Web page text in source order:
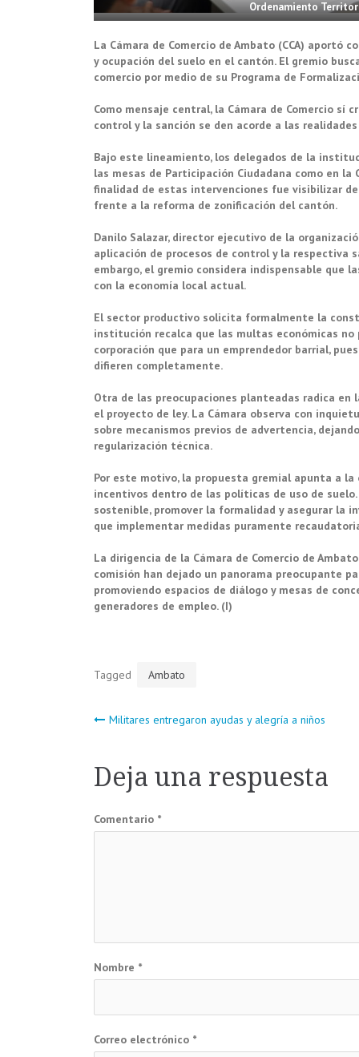
Ordenamiento
La Cámara de Comercio de Ambato (CCA) aportó
y ocupación del suelo en el cantón. El gremio
comercio por medio de su Programa de
Como mensaje central, la Cámara de Comercio sí
control y la sanción se den acorde a las
Bajo este lineamiento, los delegados de la
las mesas de Participación Ciudadana como en
finalidad de estas intervenciones fue visibilizar
frente a la reforma de zonificación del cantón.
Danilo Salazar, director ejecutivo de la
aplicación de procesos de control y la respectiva
embargo, el gremio considera indispensable que
con la economía local actual.
El sector productivo solicita formalmente la
institución recalca que las multas económicas
corporación que para un emprendedor barrial,
difieren completamente.
Otra de las preocupaciones planteadas radica
el proyecto de ley. La Cámara observa con
sobre mecanismos previos de advertencia,
regularización técnica.
Por este motivo, la propuesta gremial apunta a
incentivos dentro de las políticas de uso de
sostenible, promover la formalidad y asegurar la
que implementar medidas puramente
La dirigencia de la Cámara de Comercio de
comisión han dejado un panorama preocupante
promoviendo espacios de diálogo y mesas de
generadores de empleo. (I)
Tagged Ambato
Navegación
de
entradas
Militares entregaron ayudas y alegría a niños
Deja una respuesta
Comentario *
Nombre *
Correo electrónico *